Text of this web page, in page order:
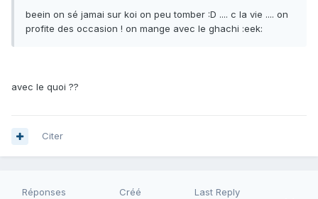
beein on sé jamai sur koi on peu tomber :D .... c la vie .... on
profite des occasion ! on mange avec le ghachi :eek:
avec le quoi ??
Citer
Réponses Créé Last Reply